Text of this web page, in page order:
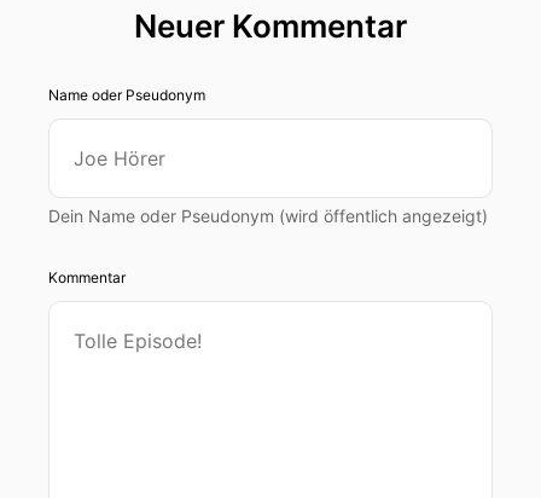
Neuer Kommentar
Name oder Pseudonym
Dein Name oder Pseudonym (wird öffentlich angezeigt)
Kommentar